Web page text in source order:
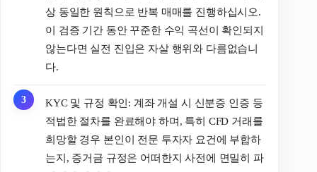
상 동일한 원칙으로 반복 매매를 진행하십시오.
이 검증 기간 동안 꾸준한 수익 곡선이 확인되지
않는다면 실전 진입은 자살 행위와 다름없습니
다.
KYC 및 규정 확인: 계좌 개설 시 신분증 인증 등
적법한 절차를 완료해야 하며, 특히 CFD 거래를
희망할 경우 본인이 전문 투자자 요건에 부합하
는지, 증거금 규정은 어떠한지 사전에 면밀히 파